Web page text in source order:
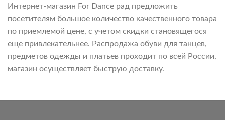
Интернет-магазин For Dance рад предложить
посетителям большое количество качественного товара
по приемлемой цене, с учетом скидки становящегося
еще привлекательнее. Распродажа обуви для танцев,
предметов одежды и платьев проходит по всей России,
магазин осуществляет быструю доставку.